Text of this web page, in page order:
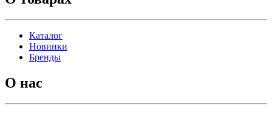
Каталог
Новинки
Бренды
О нас